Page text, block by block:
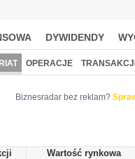
DYWIDENDY
OPERACJE
Biznesradar bez reklam?
Wartość rynkowa